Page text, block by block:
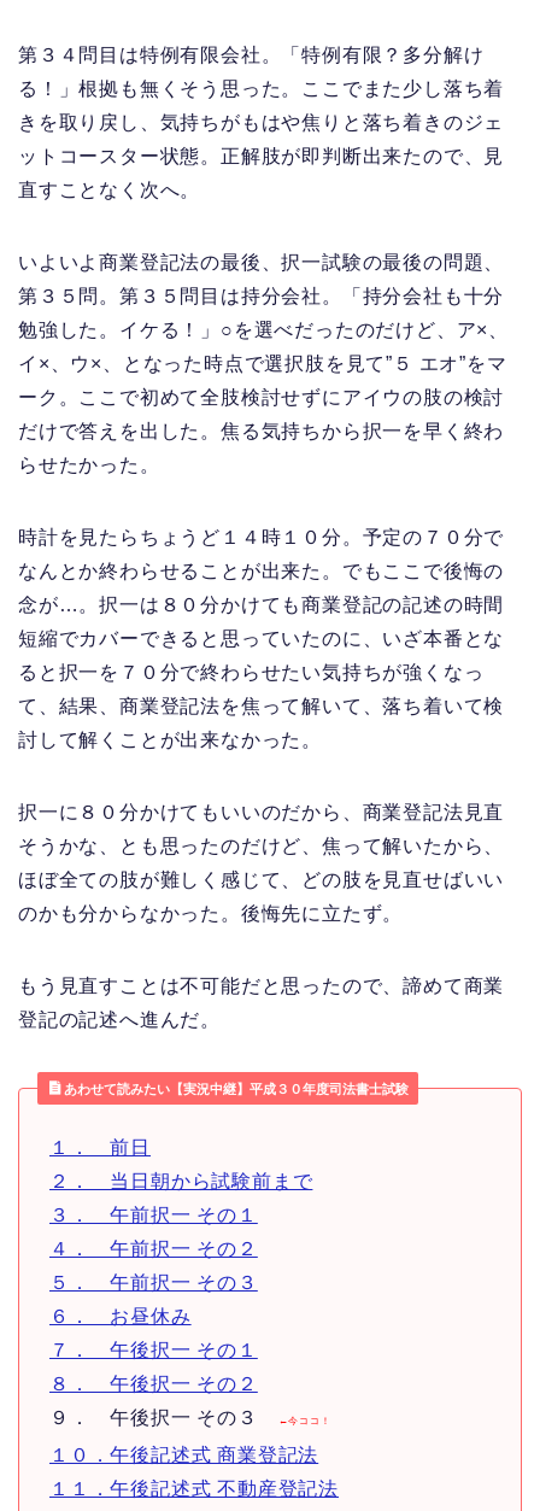
第３４問目は特例有限会社。「特例有限？多分解け
る！」根拠も無くそう思った。ここでまた少し落ち着
きを取り戻し、気持ちがもはや焦りと落ち着きのジェ
ットコースター状態。正解肢が即判断出来たので、見
直すことなく次へ。
いよいよ商業登記法の最後、択一試験の最後の問題、
第３５問。第３５問目は持分会社。「持分会社も十分
勉強した。イケる！」○を選べだったのだけど、ア×、
イ×、ウ×、となった時点で選択肢を見て”５ エオ”をマ
ーク。ここで初めて全肢検討せずにアイウの肢の検討
だけで答えを出した。焦る気持ちから択一を早く終わ
らせたかった。
時計を見たらちょうど１４時１０分。予定の７０分で
なんとか終わらせることが出来た。でもここで後悔の
念が…。択一は８０分かけても商業登記の記述の時間
短縮でカバーできると思っていたのに、いざ本番とな
ると択一を７０分で終わらせたい気持ちが強くなっ
て、結果、商業登記法を焦って解いて、落ち着いて検
討して解くことが出来なかった。
択一に８０分かけてもいいのだから、商業登記法見直
そうかな、とも思ったのだけど、焦って解いたから、
ほぼ全ての肢が難しく感じて、どの肢を見直せばいい
のかも分からなかった。後悔先に立たず。
もう見直すことは不可能だと思ったので、諦めて商業
登記の記述へ進んだ。
あわせて読みたい【実況中継】平成３０年度司法書士試験
１． 前日
２． 当日朝から試験前まで
３． 午前択一 その１
４． 午前択一 その２
５． 午前択一 その３
６． お昼休み
７． 午後択一 その１
８． 午後択一 その２
９． 午後択一 その３
←今ココ！
１０．午後記述式 商業登記法
１１．午後記述式 不動産登記法